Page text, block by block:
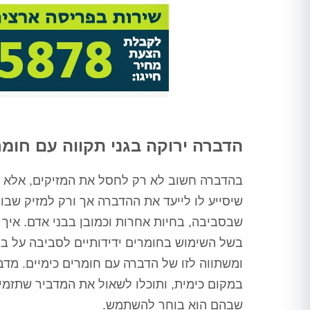
הדברה ירוקה בגני תקווה עם
בהדברה חשוב לא רק לחסל את המזיקים, אלא
שיסייע לו לייעד את ההדברה אך ורק למזיק
שבסביבה, בחיות אחרות וכמובן בבני אדם.
בשל השימוש בחומרים ידידותיים לסביבה
ומשתווה לזו של הדברה עם חומרים כימיים.
במקום כימית, ותוכלו לשאול את המדביר
שבהם הוא בוחר להשתמש.